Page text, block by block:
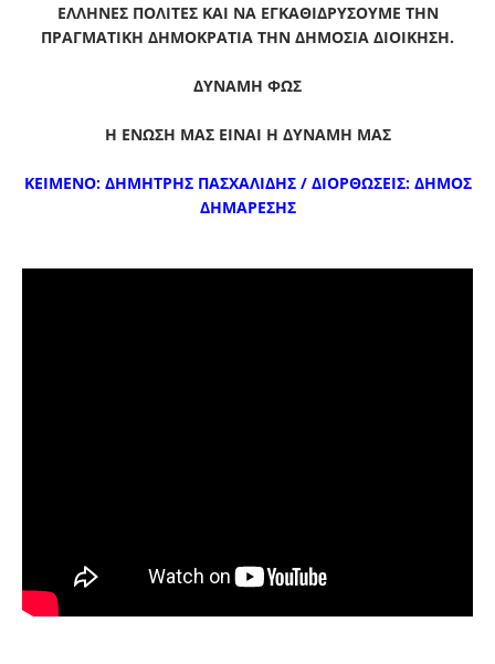
ΕΛΛΗΝΕΣ ΠΟΛΙΤΕΣ ΚΑΙ ΝΑ ΕΓΚΑΘΙΔΡΥΣΟΥΜΕ ΤΗΝ
ΠΡΑΓΜΑΤΙΚΗ ΔΗΜΟΚΡΑΤΙΑ ΤΗΝ ΔΗΜΟΣΙΑ ΔΙΟΙΚΗΣΗ.
ΔΥΝΑΜΗ ΦΩΣ
Η ΕΝΩΣΗ ΜΑΣ ΕΙΝΑΙ Η ΔΥΝΑΜΗ ΜΑΣ
ΚΕΙΜΕΝΟ: ΔΗΜΗΤΡΗΣ ΠΑΣΧΑΛΙΔΗΣ / ΔΙΟΡΘΩΣΕΙΣ: ΔΗΜΟΣ
ΔΗΜΑΡΕΣΗΣ